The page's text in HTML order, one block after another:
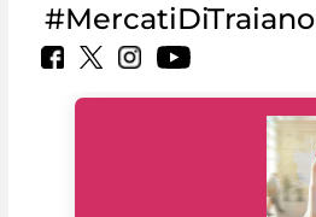
#MercatiDiTraiano